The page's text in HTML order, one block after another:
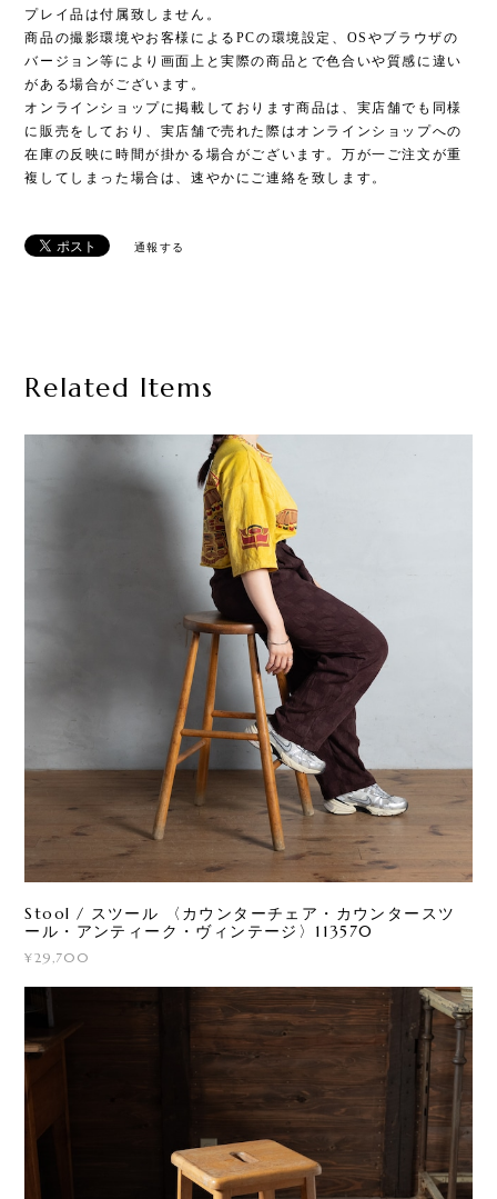
プレイ品は付属致しません。
商品の撮影環境やお客様によるPCの環境設定、OSやブラウザの
バージョン等により画面上と実際の商品とで色合いや質感に違い
がある場合がございます。
オンラインショップに掲載しております商品は、実店舗でも同様
に販売をしており、実店舗で売れた際はオンラインショップへの
在庫の反映に時間が掛かる場合がございます。万が一ご注文が重
複してしまった場合は、速やかにご連絡を致します。
通報する
Related Items
Stool / スツール 〈カウンターチェア・カウンタースツ
ール・アンティーク・ヴィンテージ〉113570
¥29,700